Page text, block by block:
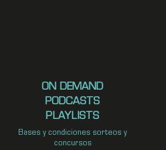
ON DEMAND
PODCASTS
PLAYLISTS
Bases y condiciones sorteos y
concursos